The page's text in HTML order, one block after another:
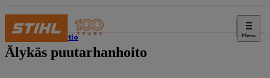
Menu
innovaatio
Älykäs puutarhanhoito